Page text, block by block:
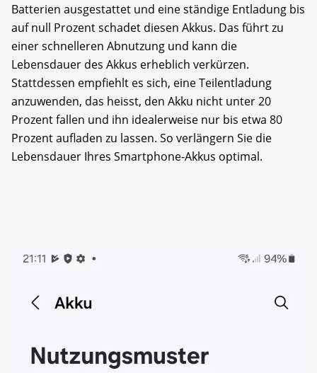
Batterien ausgestattet und eine ständige Entladung bis
auf null Prozent schadet diesen Akkus. Das führt zu
einer schnelleren Abnutzung und kann die
Lebensdauer des Akkus erheblich verkürzen.
Stattdessen empfiehlt es sich, eine Teilentladung
anzuwenden, das heisst, den Akku nicht unter 20
Prozent fallen und ihn idealerweise nur bis etwa 80
Prozent aufladen zu lassen. So verlängern Sie die
Lebensdauer Ihres Smartphone-Akkus optimal.